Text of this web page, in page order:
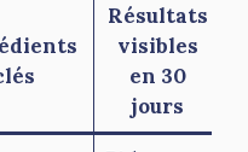
Résultats
visibles
en 30
jours